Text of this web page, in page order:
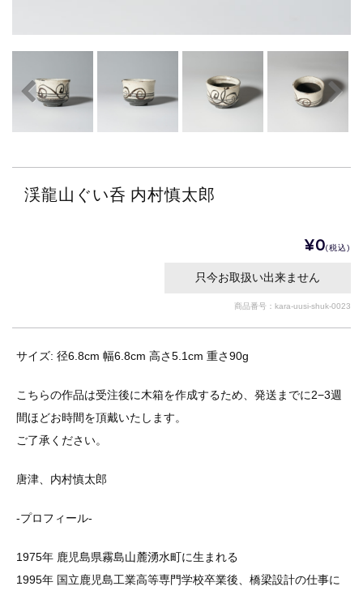
渓龍山ぐい呑 内村慎太郎
¥0(税込)
只今お取扱い出来ません
商品番号：kara-uusi-shuk-0023
サイズ: 径6.8cm 幅6.8cm 高さ5.1cm 重さ90g
こちらの作品は受注後に木箱を作成するため、発送までに2−3週
間ほどお時間を頂戴いたします。
ご了承ください。
唐津、内村慎太郎
-プロフィール-
1975年 鹿児島県霧島山麓湧水町に生まれる
1995年 国立鹿児島工業高等専門学校卒業後、橋梁設計の仕事に